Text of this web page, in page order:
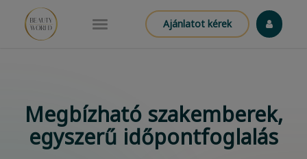
Ajánlatot kérek
Megbízható szakemberek,
egyszerű időpontfoglalás